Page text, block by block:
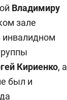
Владимиру
зале
инвалидном
Кириенко, а
был и